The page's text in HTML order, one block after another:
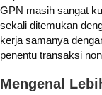
GPN masih sangat
sekali ditemukan
kerja samanya
penentu transaksi
Mengenal